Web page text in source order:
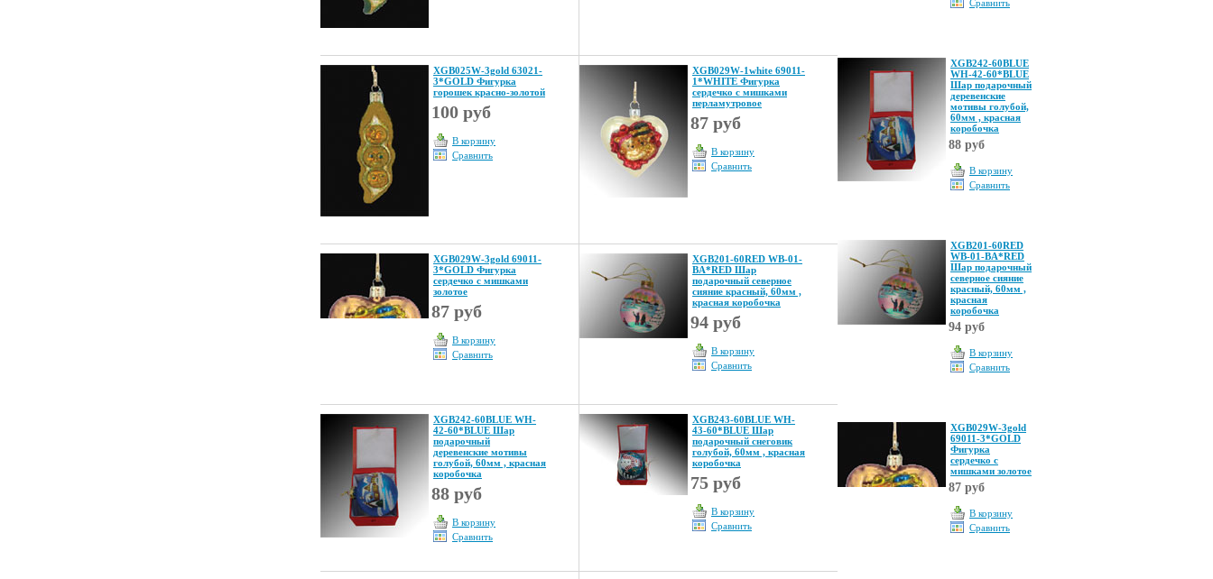
XGB025W-3gold 63021-
3*GOLD Фигурка
горошек красно-золотой
100 руб
В корзину
Сравнить
XGB029W-1white 69011-
1*WHITE Фигурка
сердечко с мишками
перламутровое
87 руб
В корзину
Сравнить
XGB029W-3gold 69011-
3*GOLD Фигурка
сердечко с мишками
золотое
87 руб
В корзину
Сравнить
XGB201-60RED WB-01-
BA*RED Шар
подарочный северное
сияние красный, 60мм ,
красная коробочка
94 руб
В корзину
Сравнить
XGB242-60BLUE WH-
42-60*BLUE Шар
подарочный
деревенские мотивы
голубой, 60мм , красная
коробочка
88 руб
В корзину
Сравнить
XGB243-60BLUE WH-
43-60*BLUE Шар
подарочный снеговик
голубой, 60мм , красная
коробочка
75 руб
В корзину
Сравнить
Сравнить
XGB242-60BLUE
WH-42-60*BLUE
Шар подарочный
деревенские
мотивы голубой,
60мм , красная
коробочка
88 руб
В корзину
Сравнить
XGB201-60RED
WB-01-BA*RED
Шар подарочный
северное сияние
красный, 60мм ,
красная
коробочка
94 руб
В корзину
Сравнить
XGB029W-3gold
69011-3*GOLD
Фигурка
сердечко с
мишками золотое
87 руб
В корзину
Сравнить